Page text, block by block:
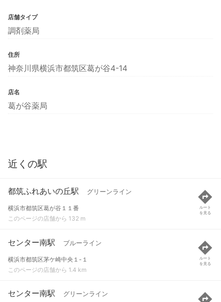
店舗タイプ
調剤薬局
住所
神奈川県横浜市都筑区葛が谷4-14
店名
葛が谷薬局
近くの駅
都筑ふれあいの丘駅 グリーンライン
横浜市都筑区葛が谷１１番
このページの店舗から 132 m
ルート
を見る
センター南駅 ブルーライン
横浜市都筑区茅ケ崎中央１-１
このページの店舗から 1.4 km
ルート
を見る
センター南駅 グリーンライン